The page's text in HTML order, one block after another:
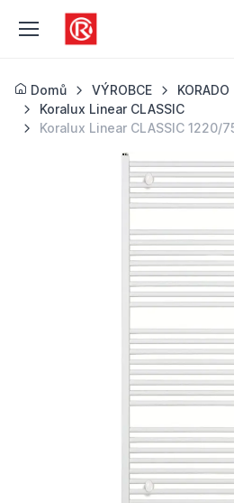
Domů VÝROBCE KORADO
Koralux Linear CLASSIC
Koralux Linear CLASSIC 1220/